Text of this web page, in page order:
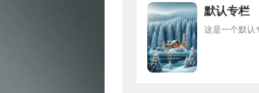
默认专栏
这是一个默认